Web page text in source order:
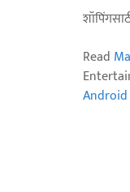
Read
Android